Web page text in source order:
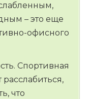
– это еще
офисного
Спортивная
что